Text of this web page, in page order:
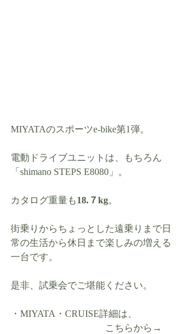
MIYATAのスポーツe-bike第1弾。
電動ドライブユニットは、もちろん
「shimano STEPS E8080」。
カタログ重量も18.７kg。
街乗りからちょっとした遠乗りまで日
常の生活から休日まで楽しみの増える
一台です。
是非、試乗会でご堪能ください。
・MIYATA・CRUISE詳細は、
こちらから→